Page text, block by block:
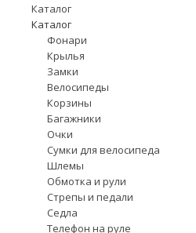
Каталог
Каталог
Фонари
Крылья
Замки
Велосипеды
Корзины
Багажники
Очки
Сумки для велосипеда
Шлемы
Обмотка и рули
Стрепы и педали
Седла
Телефон на руле